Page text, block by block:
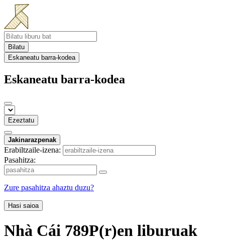
Bilatu
Eskaneatu barra-kodea
Eskaneatu barra-kodea
Ezeztatu
Jakinarazpenak
Erabiltzaile-izena:
Pasahitza:
Zure pasahitza ahaztu duzu?
Hasi saioa
Nhà Cái 789P(r)en liburuak